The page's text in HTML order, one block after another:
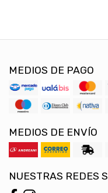
MEDIOS DE PAGO
MEDIOS DE ENVÍO
NUESTRAS REDES